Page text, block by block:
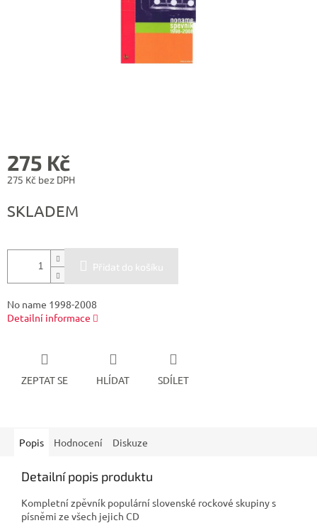
275 Kč
275 Kč bez DPH
cena:
SKLADEM
Přidat do košíku
No name 1998-2008
Detailní informace
ZEPTAT SE HLÍDAT SDÍLET
Popis Hodnocení Diskuze
Detailní popis produktu
Kompletní zpěvník populární slovenské rockové skupiny s
písněmi ze všech jejich CD